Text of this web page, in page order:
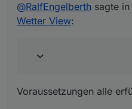
https://github.com/
materialdesign/tree/
@RalfEngelberth sagte in
Wetter View:
Voraussetzungen alle